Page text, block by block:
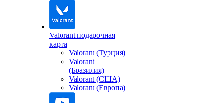
Valorant подарочная
карта
Valorant (Турция)
Valorant
(Бразилия)
Valorant (США)
Valorant (Европа)